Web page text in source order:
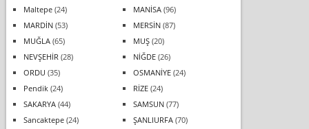
Maltepe(24) MANİSA(96)
MARDİN(53) MERSİN(87)
MUĞLA(65) MUŞ(20)
NEVŞEHİR (28) NİĞDE(26)
ORDU (35) OSMANİYE(24)
Pendik(24) RİZE(24)
SAKARYA(44) SAMSUN(77)
Sancaktepe(24) ŞANLIURFA(70)